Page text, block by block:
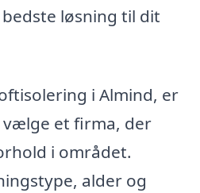
løsning til dit
i Almind, er
et firma, der
i området.
alder og